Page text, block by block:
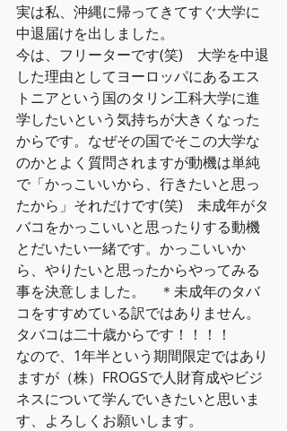
実は私、沖縄に帰ってきてすぐ大学に
中退届けを出しました。
今は、フリーターです(笑)　大学を中退
した理由としてヨーロッパにあるエス
トニアという国のタリン工科大学に進
学したいという気持ちが大きくなった
からです。なぜその国でそこの大学な
のかとよく質問されますが動機は単純
で「かっこいいから、行きたいと思っ
たから」それだけです(笑)　未成年がタ
バコをかっこいいと思ったりする動機
とだいたい一緒です。かっこいいか
ら、やりたいと思ったからやってみる
事を決意しました。　＊未成年のタバ
コをすすめている訳ではありません。
タバコは二十歳からです！！！！
なので、1年半という期間限定ではあり
ますが（株）FROGSで人財育成やビジ
ネスについて学んでいきたいと思いま
す、よろしくお願いします。